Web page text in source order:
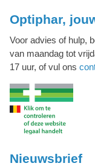
Optiphar,
Voor advies of hulp,
van maandag tot
17 uur, of vul ons
Nieuwsbrief